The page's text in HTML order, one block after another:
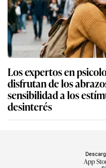
Los expertos en
disfrutan de los
sensibilidad a los
desinterés
App